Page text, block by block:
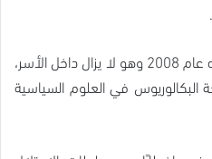
وخلال سنوات اعتقاله، فقد والده عام 2008 وهو لا يزال داخل الأسر،
في العلوم السياسية